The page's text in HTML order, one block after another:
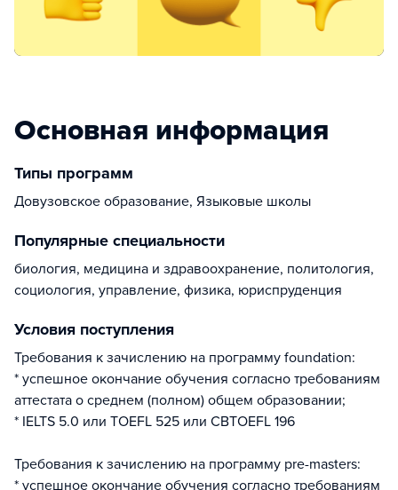
Основная информация
Типы программ
Довузовское образование, Языковые школы
Популярные специальности
биология, медицина и здравоохранение, политология,
социология, управление, физика, юриспруденция
Условия поступления
Требования к зачислению на программу foundation:
* успешное окончание обучения согласно требованиям
аттестата о среднем (полном) общем образовании;
* IELTS 5.0 или TOEFL 525 или CBTOEFL 196
Требования к зачислению на программу рre-masters:
* успешное окончание обучения согласно требованиям